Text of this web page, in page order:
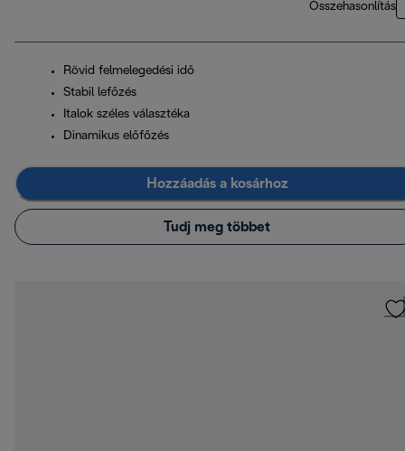
Összehasonlítás
Rövid felmelegedési idő
Stabil lefőzés
Italok széles választéka
Dinamikus előfőzés
Hozzáadás a kosárhoz
Tudj meg többet